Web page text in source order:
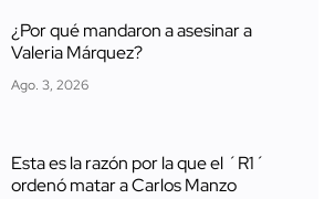
¿Por qué mandaron a asesinar a
Valeria Márquez?
Ago. 3, 2026
Esta es la razón por la que el ´R1´
ordenó matar a Carlos Manzo